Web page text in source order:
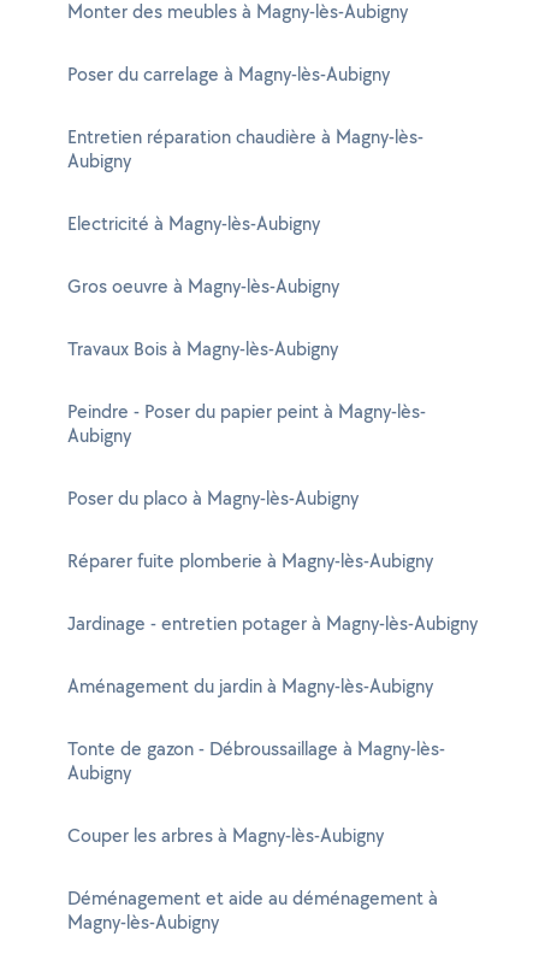
Monter des meubles à Magny-lès-Aubigny
Poser du carrelage à Magny-lès-Aubigny
Entretien réparation chaudière à Magny-lès-
Aubigny
Electricité à Magny-lès-Aubigny
Gros oeuvre à Magny-lès-Aubigny
Travaux Bois à Magny-lès-Aubigny
Peindre - Poser du papier peint à Magny-lès-
Aubigny
Poser du placo à Magny-lès-Aubigny
Réparer fuite plomberie à Magny-lès-Aubigny
Jardinage - entretien potager à Magny-lès-Aubigny
Aménagement du jardin à Magny-lès-Aubigny
Tonte de gazon - Débroussaillage à Magny-lès-
Aubigny
Couper les arbres à Magny-lès-Aubigny
Déménagement et aide au déménagement à
Magny-lès-Aubigny